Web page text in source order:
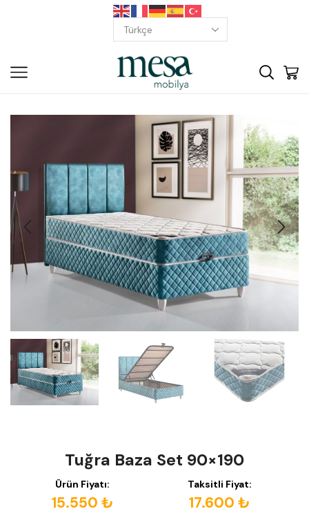
Tuğra Baza Set 90×190
Ürün Fiyatı:
15.550 ₺
Taksitli Fiyat:
17.600 ₺